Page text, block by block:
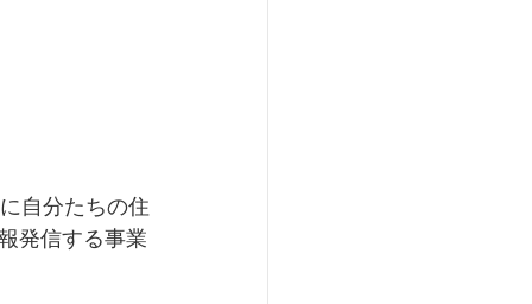
自分たちの住
発信する事業